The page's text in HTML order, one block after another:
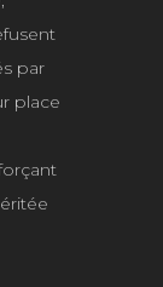
par
place